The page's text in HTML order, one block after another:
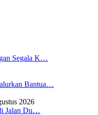
Segala K…
Bantua…
2026
Jalan Du…